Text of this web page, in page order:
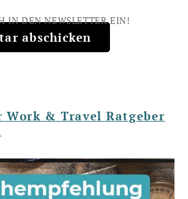
IN DEN NEWSLETTER EIN!
& Travel Ratgeber